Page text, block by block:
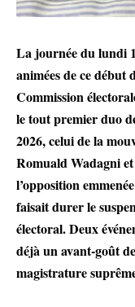
La journée du lundi
animées de ce début
Commission
le tout premier duo
2026, celui de la
Romuald Wadagni
l’opposition
faisait durer le
électoral. Deux
déjà un avant-goût
magistrature